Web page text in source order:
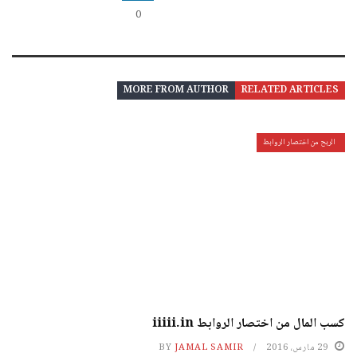
0
RELATED ARTICLES
MORE FROM AUTHOR
الربح من اختصار الروابط
كسب المال من اختصار الروابط iiiii.in
29 مارس، 2016 BY JAMAL SAMIR